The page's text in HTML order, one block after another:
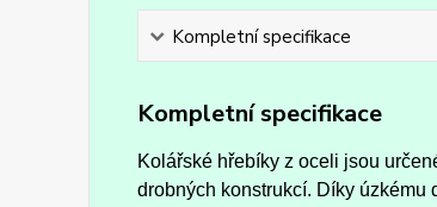
Kompletní specifikace
Kompletní specifikace
Kolářské hřebíky z oceli jsou
drobných konstrukcí. Díky